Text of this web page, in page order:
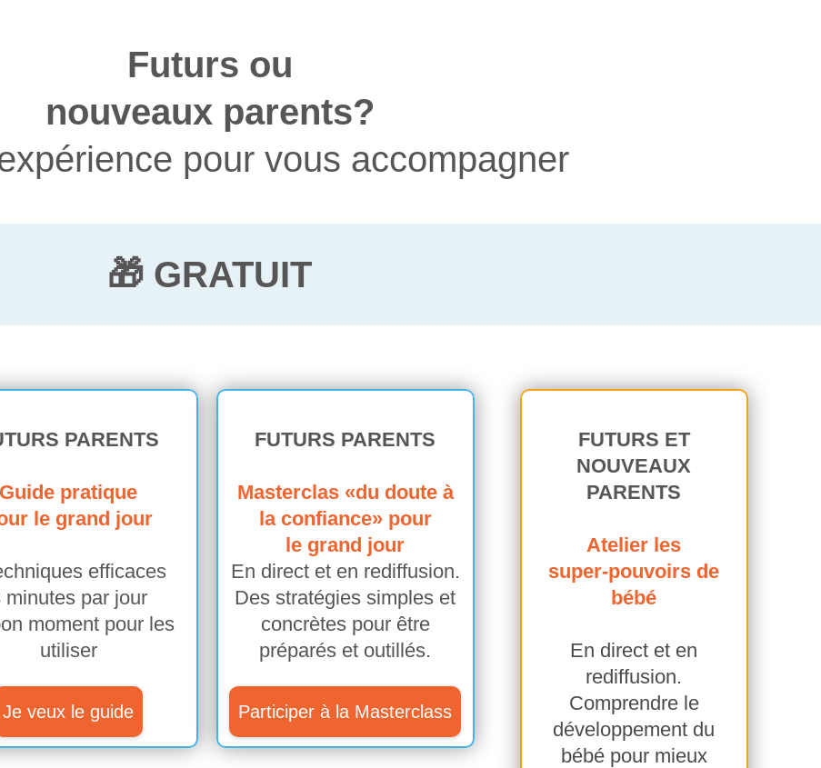
Futurs ou
nouveaux parents?
pour vous accompagner
🎁 GRATUIT
PARENTS
Guide pratique
le grand jour
efficaces
minutes par jour
moment pour les
utiliser
Je veux le guide
FUTURS PARENTS
Masterclas «du doute à
la confiance» pour
le grand jour
En direct et en rediffusion.
Des stratégies simples et
concrètes pour être
préparés et outillés.
Participer à la Masterclass
FUTURS ET
NOUVEAUX
PARENTS
Atelier les
super-pouvoirs de
bébé
En direct et en
rediffusion.
Comprendre le
développement du
bébé pour mieux